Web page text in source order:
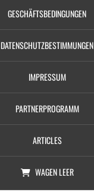
GESCHÄFTSBEDINGUNGEN
DATENSCHUTZBESTIMMUNGEN
IMPRESSUM
PARTNERPROGRAMM
ARTICLES
WAGENLEER